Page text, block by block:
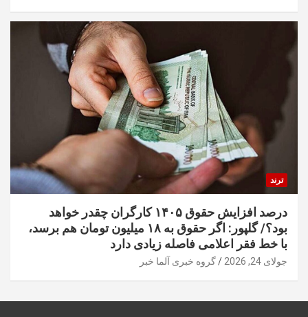
ترند
درصد افزایش حقوق ۱۴۰۵ کارگران چقدر خواهد
بود؟/ گلپور: اگر حقوق به ۱۸ میلیون تومان هم برسد،
با خط فقر اعلامی فاصله زیادی دارد
جولای 24, 2026 گروه خبری آلما خبر